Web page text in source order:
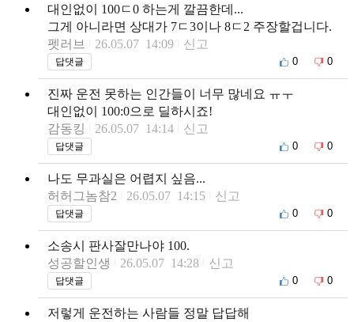
대인없이 100ㄷ0 하는게 깔끔한데...
그게 아니라면 상대가 7ㄷ3이나 8ㄷ2 주장할겁니다.
펫러브
26.05.07 14:09 신고
답댓글 0 0
진짜 운전 못하는 인간들이 너무 많네요 ㅠㅜ
대인없이 100:0으로 딜하시죠!
감동킹
26.05.07 14:14 신고
답댓글 0 0
나도 무과실은 어렵지 싶음...
허허그놈참2
26.05.07 14:15 신고
답댓글 0 0
소송시 판사잘만나야 100.
성공할인생
26.05.07 14:28 신고
답댓글 0 0
저렇게 운전하는 사람들 정말 답답해